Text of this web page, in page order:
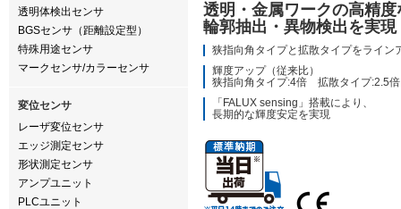
透明体検出センサ
BGSセンサ（距離設定型）
特殊用途センサ
マークセンサ/カラーセンサ
変位センサ
レーザ変位センサ
エッジ測定センサ
形状測定センサ
アンプユニット
PLCユニット
透明・金属ワークの高精度
輪郭抽出・異物検出を実現
狭指向角タイプと拡散タイプをライン
輝度アップ（従来比）
狭指向角タイプ:4倍 拡散タイプ:2.5倍
「FALUX sensing」搭載により、
長期的な輝度安定を実現